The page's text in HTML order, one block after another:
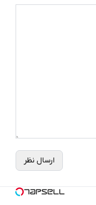
ارسال نظر